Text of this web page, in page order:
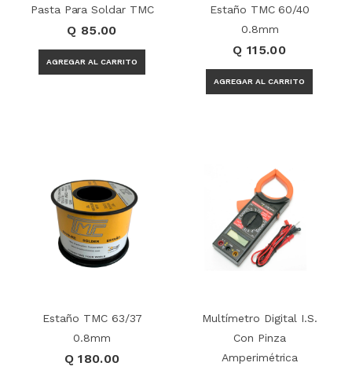
Pasta Para Soldar TMC
Q 85.00
Estaño TMC 60/40
0.8mm
Q 115.00
Estaño TMC 63/37
0.8mm
Q 180.00
Multímetro Digital I.S.
Con Pinza
Amperimétrica